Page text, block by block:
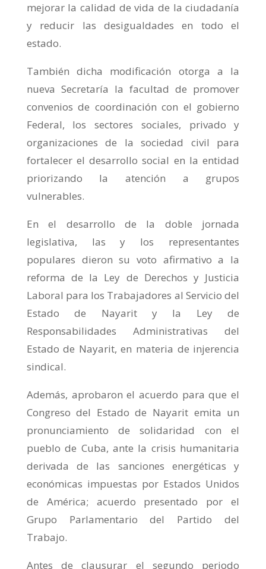
mejorar la calidad de vida de la ciudadanía
y reducir las desigualdades en todo el
estado.
También dicha modificación otorga a la
nueva Secretaría la facultad de promover
convenios de coordinación con el gobierno
Federal, los sectores sociales, privado y
organizaciones de la sociedad civil para
fortalecer el desarrollo social en la entidad
priorizando la atención a grupos
vulnerables.
En el desarrollo de la doble jornada
legislativa, las y los representantes
populares dieron su voto afirmativo a la
reforma de la Ley de Derechos y Justicia
Laboral para los Trabajadores al Servicio del
Estado de Nayarit y la Ley de
Responsabilidades Administrativas del
Estado de Nayarit, en materia de injerencia
sindical.
Además, aprobaron el acuerdo para que el
Congreso del Estado de Nayarit emita un
pronunciamiento de solidaridad con el
pueblo de Cuba, ante la crisis humanitaria
derivada de las sanciones energéticas y
económicas impuestas por Estados Unidos
de América; acuerdo presentado por el
Grupo Parlamentario del Partido del
Trabajo.
Antes de clausurar el segundo periodo